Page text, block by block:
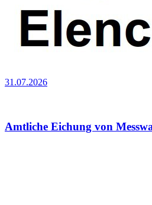
31.07.2026
Amtliche Eichung von